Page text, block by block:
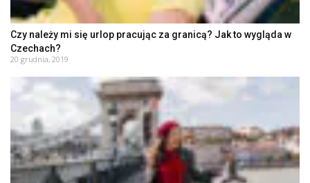
Czy należy mi się urlop pracując za granicą? Jak to wygląda w
Czechach?
20 grudnia, 2019